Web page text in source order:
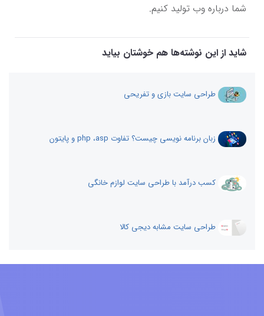
شما درباره وب تولید کنیم.
شاید از این نوشته‌ها هم خوشتان بیاید
طراحی سایت بازی و تفریحی
زبان برنامه نویسی چیست؟ تفاوت php ،asp و پایتون
کسب درآمد با طراحی سایت لوازم خانگی
طراحی سایت مشابه دیجی کالا